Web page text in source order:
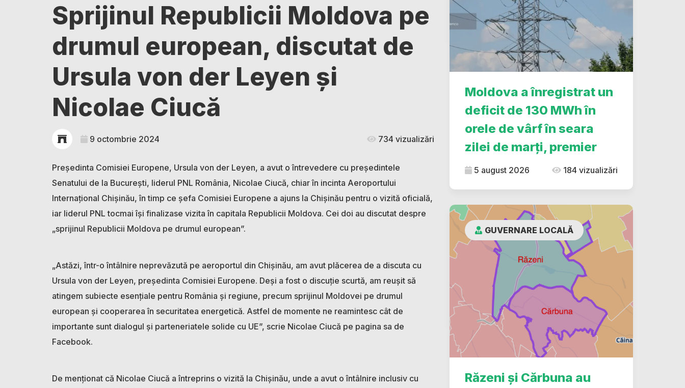
Sprijinul Republicii Moldova pe
drumul european, discutat de
Ursula von der Leyen și
Nicolae Ciucă
9 octombrie 2024 734 vizualizări
Președinta Comisiei Europene, Ursula von der Leyen, a avut o întrevedere cu președintele
Senatului de la București, liderul PNL România, Nicolae Ciucă, chiar în incinta Aeroportului
Internațional Chișinău, în timp ce șefa Comisiei Europene a ajuns la Chișinău pentru o vizită oficială,
iar liderul PNL tocmai își finalizase vizita în capitala Republicii Moldova. Cei doi au discutat despre
„sprijinul Republicii Moldova pe drumul european”.
„Astăzi, într-o întâlnire neprevăzută pe aeroportul din Chișinău, am avut plăcerea de a discuta cu
Ursula von der Leyen, președinta Comisiei Europene. Deși a fost o discuție scurtă, am reușit să
atingem subiecte esențiale pentru România și regiune, precum sprijinul Moldovei pe drumul
european și cooperarea în securitatea energetică. Astfel de momente ne reamintesc cât de
importante sunt dialogul și parteneriatele solide cu UE”, scrie Nicolae Ciucă pe pagina sa de
Facebook.
De menționat că Nicolae Ciucă a întreprins o vizită la Chișinău, unde a avut o întâlnire inclusiv cu
Moldova a înregistrat un
deficit de 130 MWh în
orele de vârf în seara
zilei de marți, premier
5 august 2026 184 vizualizări
GUVERNARE LOCALĂ
Răzeni și Cărbuna au